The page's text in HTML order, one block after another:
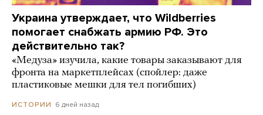
Украина утверждает, что Wildberries
помогает снабжать армию РФ. Это
действительно так?
«Медуза» изучила, какие товары заказывают для
фронта на маркетплейсах (спойлер: даже
пластиковые мешки для тел погибших)
ИСТОРИИ 6 дней назад